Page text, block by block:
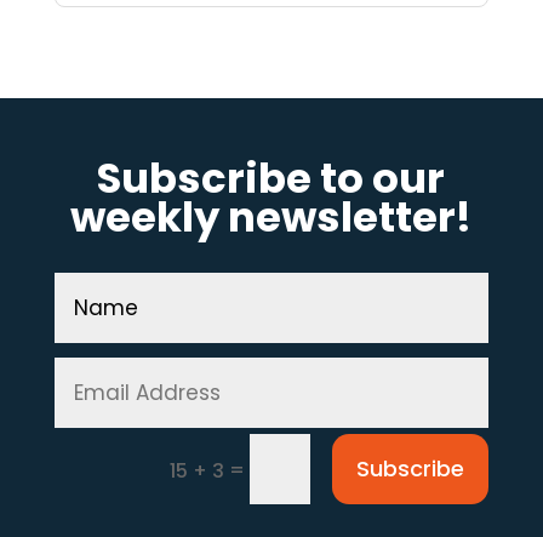
Subscribe to our
weekly newsletter!
15 + 3 = Subscribe